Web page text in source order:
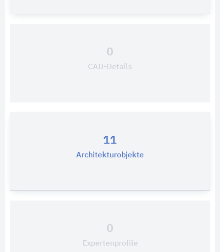
0
CAD-Details
11
Architekturobjekte
0
Expertenprofile